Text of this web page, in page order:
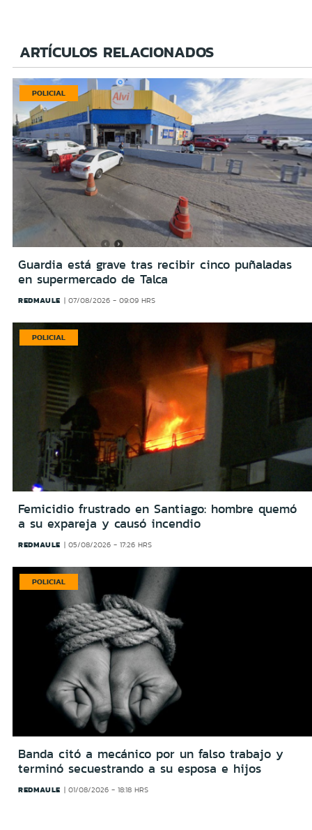
ARTÍCULOS RELACIONADOS
POLICIAL
Guardia está grave tras recibir cinco puñaladas
en supermercado de Talca
REDMAULE 07/08/2026 - 09:09 HRS
POLICIAL
Femicidio frustrado en Santiago: hombre quemó
a su expareja y causó incendio
REDMAULE 05/08/2026 - 17:26 HRS
POLICIAL
Banda citó a mecánico por un falso trabajo y
terminó secuestrando a su esposa e hijos
REDMAULE 01/08/2026 - 18:18 HRS